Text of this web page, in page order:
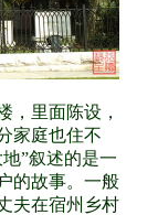
，里面陈设，
家庭也住不
”叙述的是一
的故事。一般
夫在宿州乡村